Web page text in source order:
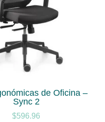
de Oficina –
Sync 2
$596.96